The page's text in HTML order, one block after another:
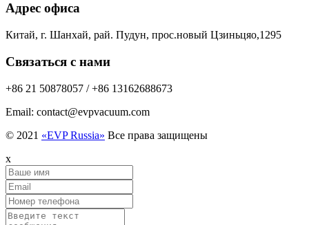
Адрес офиса
Китай, г. Шанхай, рай. Пудун, прос.новый Цзиньцяо,1295
Связаться с нами
+86 21 50878057 / +86 13162688673
Email: contact@evpvacuum.com
© 2021 «EVP Russia» Все права защищены
x